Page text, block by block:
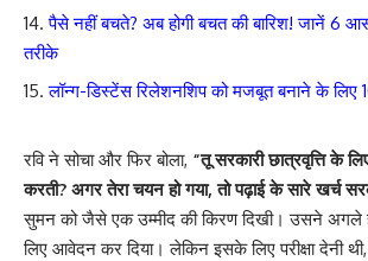
पैसे नहीं बचते? अब होगी बचत की बारिश! जानें 6
तरीके
लॉन्ग-डिस्टेंस रिलेशनशिप को मजबूत बनाने के लिए
रवि ने सोचा और फिर बोला, “तू सरकारी छात्रवृत्ति के
करती? अगर तेरा चयन हो गया, तो पढ़ाई के सारे खर्च
सुमन को जैसे एक उम्मीद की किरण दिखी। उसने अगले
लिए आवेदन कर दिया। लेकिन इसके लिए परीक्षा देनी